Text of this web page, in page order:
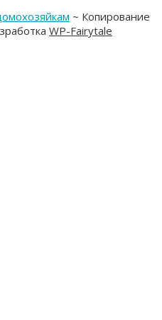
~ Копирование
WP-Fairytale